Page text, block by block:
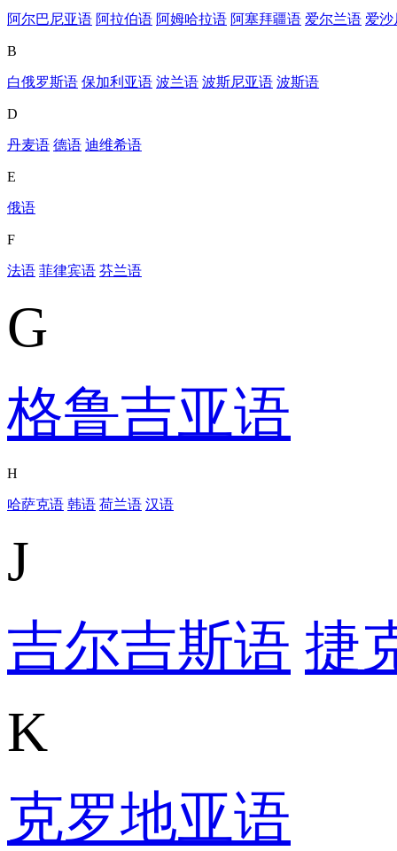
阿尔巴尼亚语 阿拉伯语 阿姆哈拉语 阿塞拜疆语 爱尔兰语 爱沙
B
白俄罗斯语 保加利亚语 波兰语 波斯尼亚语 波斯语
D
丹麦语 德语 迪维希语
E
俄语
F
法语 菲律宾语 芬兰语
G
格鲁吉亚语
H
哈萨克语 韩语 荷兰语 汉语
J
吉尔吉斯语 捷
K
克罗地亚语